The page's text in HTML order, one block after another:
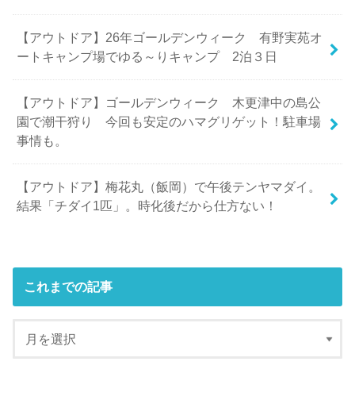
【アウトドア】26年ゴールデンウィーク 有野実苑オ
ートキャンプ場でゆる～りキャンプ 2泊３日
【アウトドア】ゴールデンウィーク 木更津中の島公
園で潮干狩り 今回も安定のハマグリゲット！駐車場
事情も。
【アウトドア】梅花丸（飯岡）で午後テンヤマダイ。
結果「チダイ1匹」。時化後だから仕方ない！
これまでの記事